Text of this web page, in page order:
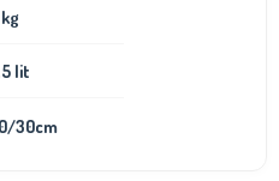
lit
30cm